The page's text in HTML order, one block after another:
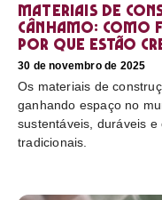
Materiais de
cânhamo: como
por que estão
30 de novembro de 2025
Os materiais de
ganhando espaço no
sustentáveis, duráveis
tradicionais.